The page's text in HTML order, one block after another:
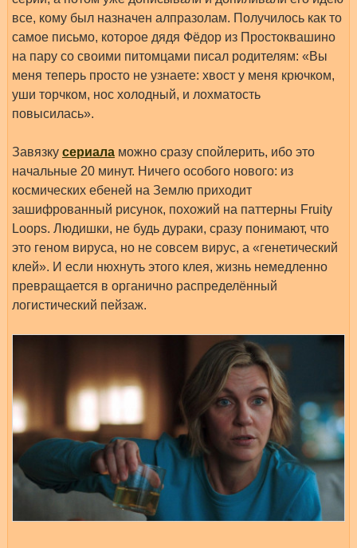
все, кому был назначен алпразолам. Получилось как то
самое письмо, которое дядя Фёдор из Простоквашино
на пару со своими питомцами писал родителям: «Вы
меня теперь просто не узнаете: хвост у меня крючком,
уши торчком, нос холодный, и лохматость
повысилась».
Завязку сериала можно сразу спойлерить, ибо это
начальные 20 минут. Ничего особого нового: из
космических ебеней на Землю приходит
зашифрованный рисунок, похожий на паттерны Fruity
Loops. Людишки, не будь дураки, сразу понимают, что
это геном вируса, но не совсем вирус, а «генетический
клей». И если нюхнуть этого клея, жизнь немедленно
превращается в органично распределённый
логистический пейзаж.